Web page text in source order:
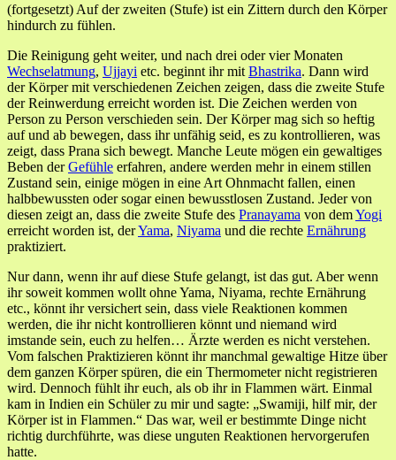
(fortgesetzt) Auf der zweiten (Stufe) ist ein Zittern durch den Körper
hindurch zu fühlen.
Die Reinigung geht weiter, und nach drei oder vier Monaten
Wechselatmung, Ujjayi etc. beginnt ihr mit Bhastrika. Dann wird
der Körper mit verschiedenen Zeichen zeigen, dass die zweite Stufe
der Reinwerdung erreicht worden ist. Die Zeichen werden von
Person zu Person verschieden sein. Der Körper mag sich so heftig
auf und ab bewegen, dass ihr unfähig seid, es zu kontrollieren, was
zeigt, dass Prana sich bewegt. Manche Leute mögen ein gewaltiges
Beben derGefühle erfahren, andere werden mehr in einem stillen
Zustand sein, einige mögen in eine Art Ohnmacht fallen, einen
halbbewussten oder sogar einen bewusstlosen Zustand. Jeder von
diesen zeigt an, dass die zweite Stufe des Pranayama von demYogi
erreicht worden ist, derYama, Niyama und die rechte Ernährung
praktiziert.
Nur dann, wenn ihr auf diese Stufe gelangt, ist das gut. Aber wenn
ihr soweit kommen wollt ohne Yama, Niyama, rechte Ernährung
etc., könnt ihr versichert sein, dass viele Reaktionen kommen
werden, die ihr nicht kontrollieren könnt und niemand wird
imstande sein, euch zu helfen… Ärzte werden es nicht verstehen.
Vom falschen Praktizieren könnt ihr manchmal gewaltige Hitze über
dem ganzen Körper spüren, die ein Thermometer nicht registrieren
wird. Dennoch fühlt ihr euch, als ob ihr in Flammen wärt. Einmal
kam in Indien ein Schüler zu mir und sagte: „Swamiji, hilf mir, der
Körper ist in Flammen.“ Das war, weil er bestimmte Dinge nicht
richtig durchführte, was diese unguten Reaktionen hervorgerufen
hatte.